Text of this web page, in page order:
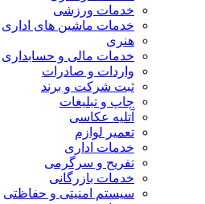
خدمات ورزشی
خدمات ماشین های اداری
هنری
خدمات مالی و حسابداری
واردات و صادرات
ثبت شرکت و برند
چاپ و تبلیغات
آتلیه عکاسی
تعمیر لوازم
خدمات اداری
تفریح و سرگرمی
خدمات بازرگانی
سیستم امنیتی و حفاظتی